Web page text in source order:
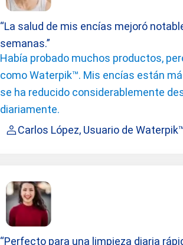
“La salud de mis encías mejoró
semanas.”
Había probado muchos productos,
como Waterpik™. Mis encías están
se ha reducido considerablemente
diariamente.
Carlos López, Usuario de
“Perfecto para una limpieza diaria